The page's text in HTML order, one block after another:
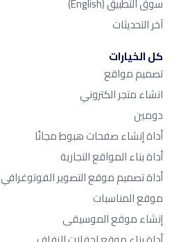
سوق التطبيق(English)
آخر التحديثات
كل الخيارات
تصميم مواقع
انشاء متجر الكتروني
دومين
أداة إنشاء صفحات هبوط مجانًا
أداة بناء المواقع التجارية
أداة تصميم موقع التصوير الفوتوغرافي
موقع المناسبات
إنشاء موقع الموسيقى